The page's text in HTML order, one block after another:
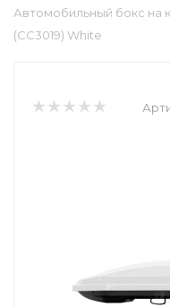
Автомобильный бокс на
(CC3019) White